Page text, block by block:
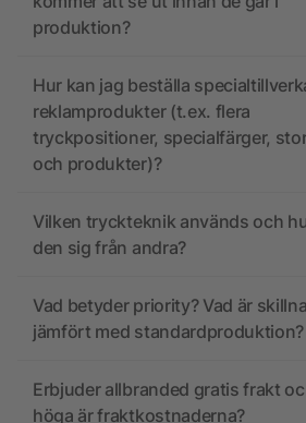
produktion?
Hur kan jag beställa
reklamprodukter (t.ex. flera
tryckpositioner, specialfärger,
och produkter)?
Vilken tryckteknik används och
den sig från andra?
Vad betyder priority? Vad är
jämfört med standardproduktion?
Erbjuder allbranded gratis frakt
höga är fraktkostnaderna?